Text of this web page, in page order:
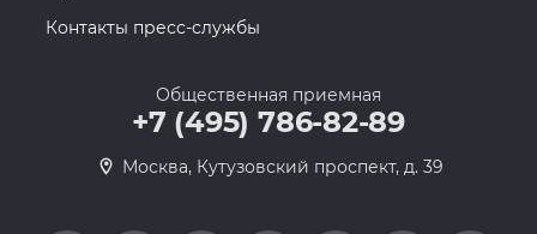
Контакты пресс-службы
Общественная приемная
+7 (495) 786-82-89
Москва, Кутузовский проспект, д. 39